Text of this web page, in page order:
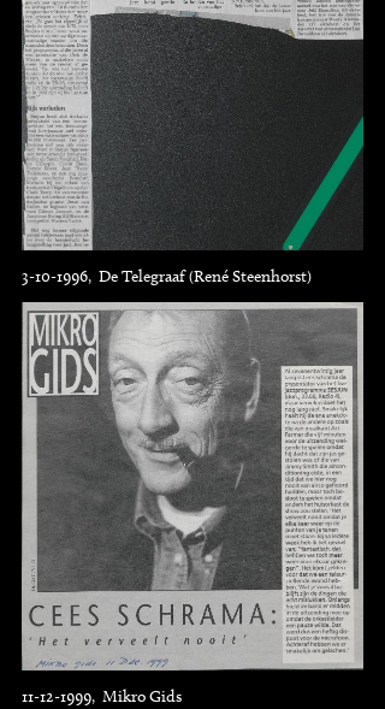
3-10-1996, De Telegraaf (René Steenhorst)
11-12-1999, Mikro Gids